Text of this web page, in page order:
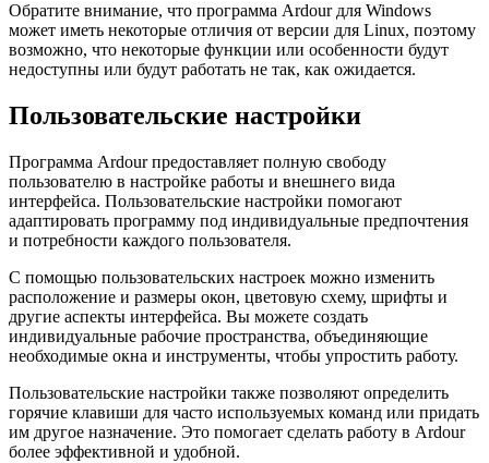
Обратите внимание, что программа Ardour для Windows
может иметь некоторые отличия от версии для Linux, поэтому
возможно, что некоторые функции или особенности будут
недоступны или будут работать не так, как ожидается.
Пользовательские настройки
Программа Ardour предоставляет полную свободу
пользователю в настройке работы и внешнего вида
интерфейса. Пользовательские настройки помогают
адаптировать программу под индивидуальные предпочтения
и потребности каждого пользователя.
С помощью пользовательских настроек можно изменить
расположение и размеры окон, цветовую схему, шрифты и
другие аспекты интерфейса. Вы можете создать
индивидуальные рабочие пространства, объединяющие
необходимые окна и инструменты, чтобы упростить работу.
Пользовательские настройки также позволяют определить
горячие клавиши для часто используемых команд или придать
им другое назначение. Это помогает сделать работу в Ardour
более эффективной и удобной.